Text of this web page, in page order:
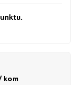
kom